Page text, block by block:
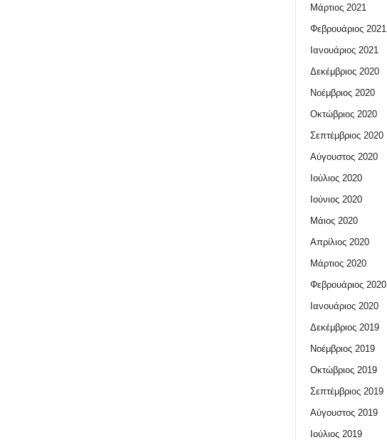
Μάρτιος 2021
Φεβρουάριος 2021
Ιανουάριος 2021
Δεκέμβριος 2020
Νοέμβριος 2020
Οκτώβριος 2020
Σεπτέμβριος 2020
Αύγουστος 2020
Ιούλιος 2020
Ιούνιος 2020
Μάιος 2020
Απρίλιος 2020
Μάρτιος 2020
Φεβρουάριος 2020
Ιανουάριος 2020
Δεκέμβριος 2019
Νοέμβριος 2019
Οκτώβριος 2019
Σεπτέμβριος 2019
Αύγουστος 2019
Ιούλιος 2019